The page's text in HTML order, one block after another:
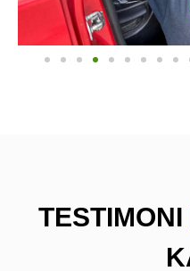
TESTIMONI